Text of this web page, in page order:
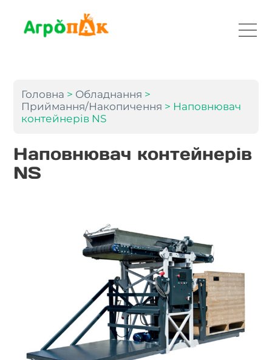
Головна > Обладнання >
Приймання/Накопичення > Наповнювач
контейнерів NS
Наповнювач контейнерів
NS